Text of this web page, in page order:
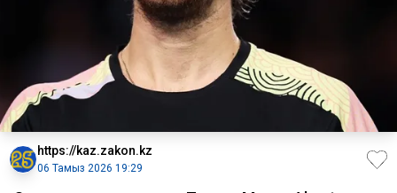
https://kaz.zakon.kz
06 Тамыз 2026 19:29